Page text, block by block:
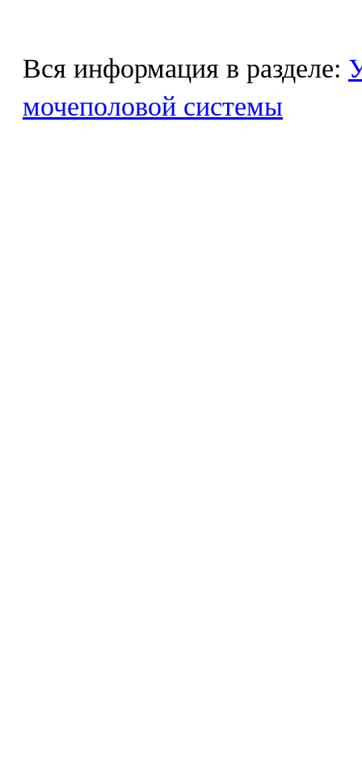
Вся информация в разделе:
мочеполовой системы